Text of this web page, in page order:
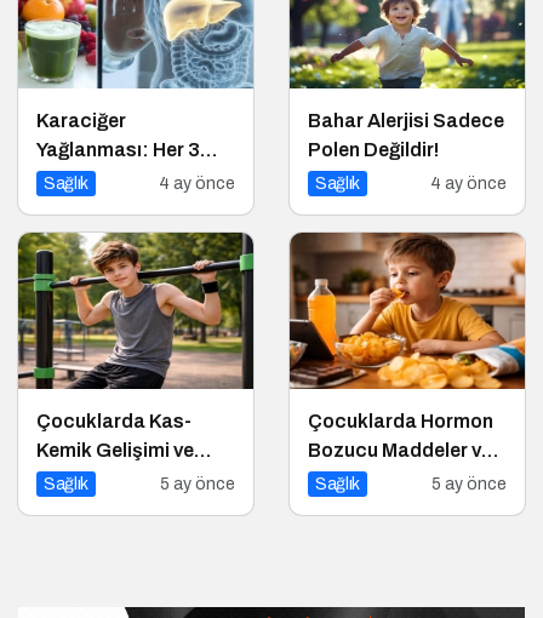
Karaciğer
Yağlanması: Her 3
Kişiden Birini Tehdit
Sağlık 4 ay önce
Bahar Alerjisi Sadece
Polen Değildir!
Sağlık 4 ay önce
Çocuklarda Kas-
Kemik Gelişimi ve
Beslenme
Sağlık 5 ay önce
Çocuklarda Hormon
Bozucu Maddeler ve
Paketli Gıdalar
Sağlık 5 ay önce